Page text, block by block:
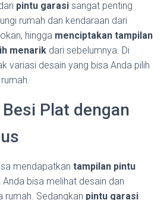
pintu garasi sangat penting
rumah dan kendaraan dari
hingga menciptakan tampilan
menarik dari sebelumnya. Di
variasi desain yang bisa Anda pilih
Plat dengan
mendapatkan tampilan pintu
Anda bisa melihat desain dan
rumah. Sedangkan pintu garasi